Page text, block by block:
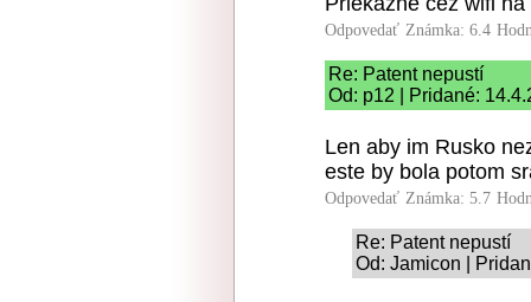
Odpovedať Známka: 6.4
Re: Patent nepustí
Od: p12 | Pridané:
Len aby im Rusko
este by bola potom
Odpovedať Známka: 5.7
Re: Patent nepustí
Od: Jamicon |